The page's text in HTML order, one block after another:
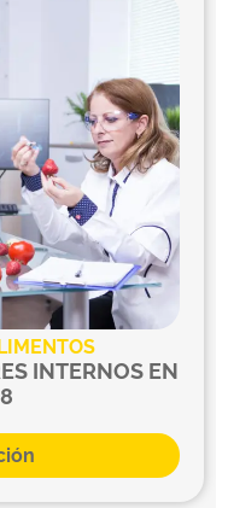
INTERNOS EN